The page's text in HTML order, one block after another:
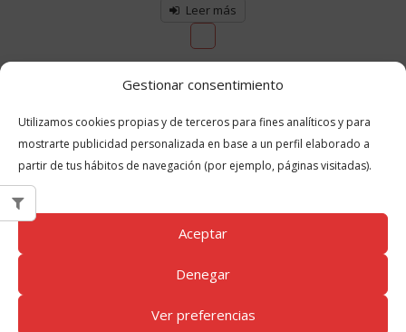
Gestionar consentimiento
Utilizamos cookies propias y de terceros para fines analíticos y para
mostrarte publicidad personalizada en base a un perfil elaborado a
partir de tus hábitos de navegación (por ejemplo, páginas visitadas).
Aceptar
Denegar
Ver preferencias
Leer más
View:
¡No te pierdas!
Informacion de Contacto
Polígono Industrial - nave 17, Carrión de los Condes 34120
consultas@zero6.es